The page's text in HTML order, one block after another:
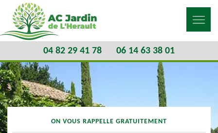
04 82 29 41 78 06 14 63 38 01
ON VOUS RAPPELLE GRATUITEMENT